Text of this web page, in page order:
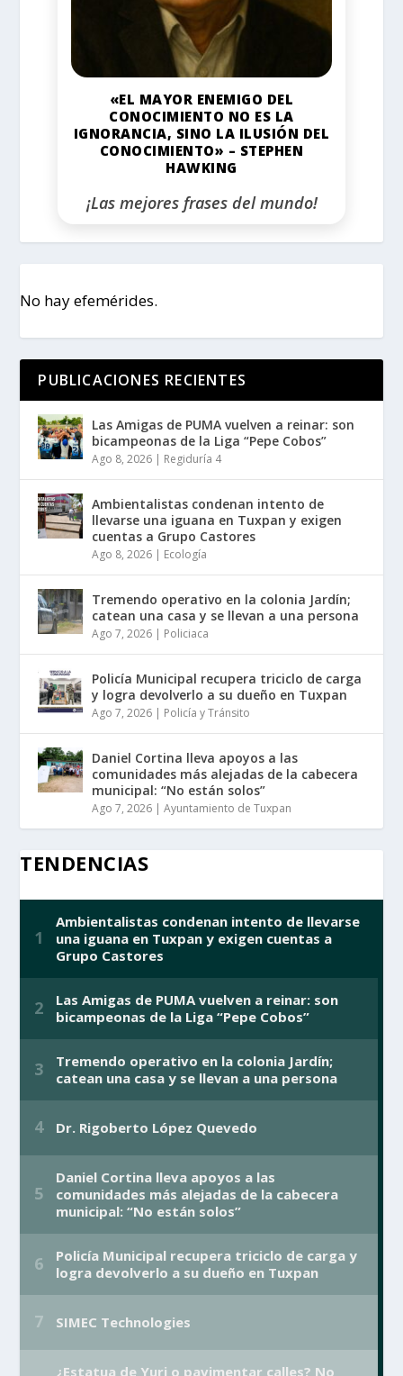
«EL MAYOR ENEMIGO DEL
CONOCIMIENTO NO ES LA
IGNORANCIA, SINO LA ILUSIÓN DEL
CONOCIMIENTO» – STEPHEN
HAWKING
¡Las mejores frases del mundo!
No hay efemérides.
PUBLICACIONES RECIENTES
Las Amigas de PUMA vuelven a reinar: son
bicampeonas de la Liga “Pepe Cobos”
Ago 8, 2026 | Regiduría 4
Ambientalistas condenan intento de
llevarse una iguana en Tuxpan y exigen
cuentas a Grupo Castores
Ago 8, 2026 | Ecología
Tremendo operativo en la colonia Jardín;
catean una casa y se llevan a una persona
Ago 7, 2026 | Policiaca
Policía Municipal recupera triciclo de carga
y logra devolverlo a su dueño en Tuxpan
Ago 7, 2026 | Policía y Tránsito
Daniel Cortina lleva apoyos a las
comunidades más alejadas de la cabecera
municipal: “No están solos”
Ago 7, 2026 |Ayuntamiento de Tuxpan
TENDENCIAS